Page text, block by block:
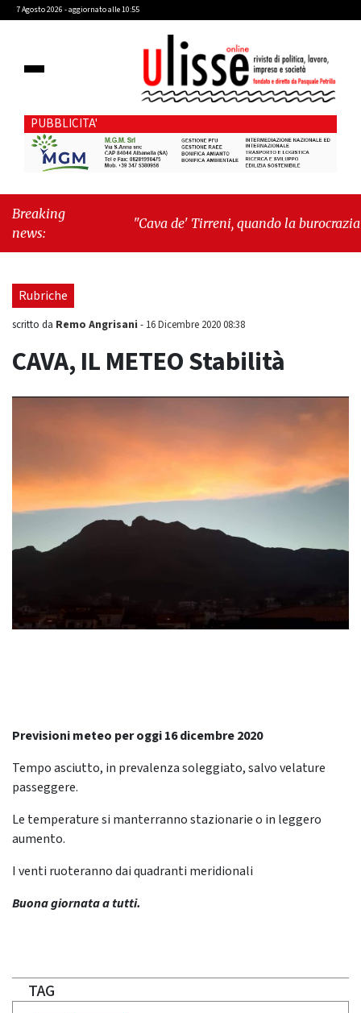
7 Agosto 2026 - aggiornato alle 10:55
PUBBLICITA'
Breaking
news:
"Cava de' Tirreni, quando la burocrazia
Rubriche
scritto da Remo Angrisani - 16 Dicembre 2020 08:38
CAVA, IL METEO Stabilità
Previsioni meteo per oggi 16 dicembre 2020
Tempo asciutto, in prevalenza soleggiato, salvo velature
passeggere.
Le temperature si manterranno stazionarie o in leggero
aumento.
I venti ruoteranno dai quadranti meridionali
Buona giornata a tutti.
TAG